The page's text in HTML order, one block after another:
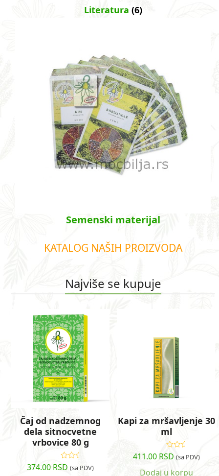
Literatura (6)
Semenski materijal
KATALOG NAŠIH PROIZVODA
Najviše se kupuje
arrow
the
carousel
navigation
Čaj od nadzemnog
dela sitnocvetne
vrbovice 80 g
Ocenjeno
sa4.66od
374.00 RSD (sa PDV)
Kapi za mršavljenje 30
ml
Ocenjeno
sa4.89od
411.00 RSD (sa PDV)
Dodaj u korpu